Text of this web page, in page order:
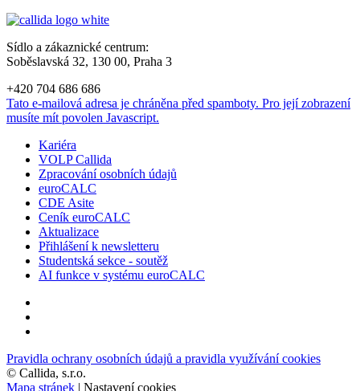
Sídlo a zákaznické centrum:
Soběslavská 32, 130 00, Praha 3
+420 704 686 686
Tato e-mailová adresa je chráněna před spamboty. Pro její zobrazení
musíte mít povolen Javascript.
Kariéra
VOLP Callida
Zpracování osobních údajů
euroCALC
CDE Asite
Ceník euroCALC
Aktualizace
Přihlášení k newsletteru
Studentská sekce - soutěž
AI funkce v systému euroCALC
Pravidla ochrany osobních údajů a pravidla využívání cookies
© Callida, s.r.o.
Mapa stránek | Nastavení cookies